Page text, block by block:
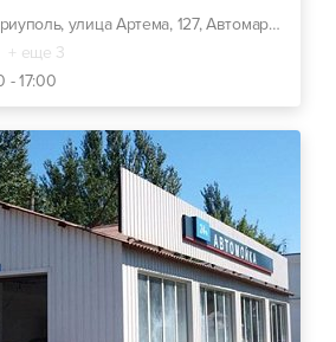
г. Мариуполь, улица Артема, 127, Автомаркет "Евразия"
+ еще 3
- 17:00